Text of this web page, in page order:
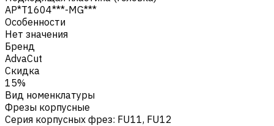
AP*T1604***-MG***
Особенности
Нет значения
Бренд
AdvaCut
Скидка
15%
Вид номенклатуры
Фрезы корпусные
Серия корпусных фрез: FU11, FU12